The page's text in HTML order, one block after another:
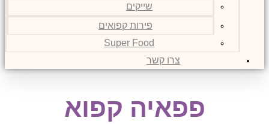
שייקים
פירות קפואים
Super Food
צרו קשר
פפאיה קפוא